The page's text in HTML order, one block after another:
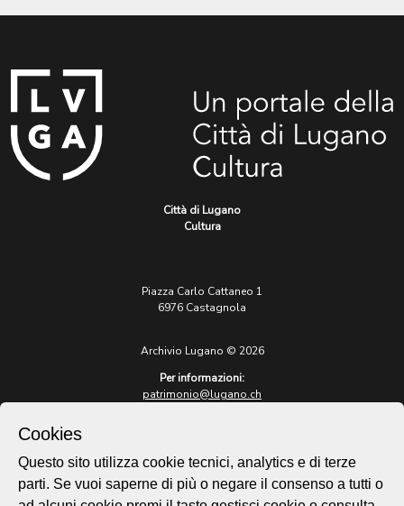
Città di Lugano
Cultura
Piazza Carlo Cattaneo 1
6976 Castagnola
Archivio Lugano © 2026
Per informazioni:
patrimonio@lugano.ch
lugano.ch
Cookie policy
Cookies
Questo sito utilizza cookie tecnici, analytics e di terze
parti. Se vuoi saperne di più o negare il consenso a tutti o